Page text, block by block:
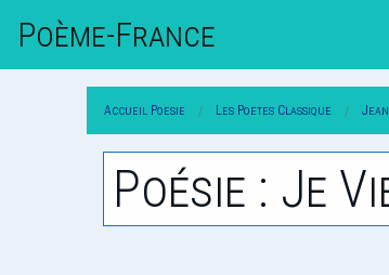
Poème-FrAnce
Accueil Poesie Les Poetes Classique
Poésie : Je